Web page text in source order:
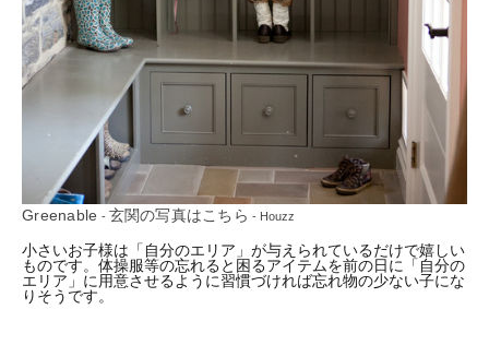
Greenable - 玄関の写真はこちら - Houzz
小さいお子様は「自分のエリア」が与えられているだけで嬉しい
ものです。体操服等の忘れると困るアイテムを前の日に「自分の
エリア」に用意させるように習慣づければ忘れ物の少ない子にな
りそうです。